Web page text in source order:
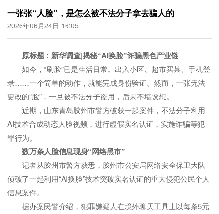
一张张“人脸”，是怎么被不法分子拿去骗人的
2026年06月24日 16:05
原标题：新华调查|揭秘“AI换脸”诈骗黑色产业链
如今，“刷脸”已是生活日常。出入小区、超市买菜、手机登
录……一个简单的动作，就能完成身份验证。然而，一张无法
更改的“脸”，一旦被不法分子盗用，后果不堪设想。
近期，山东青岛胶州市警方破获一起案件，不法分子利用
AI技术合成动态人脸视频，进行虚假实名认证，实施诈骗等犯
罪行为。
数万条人脸信息现身“网络黑市”
记者从胶州市警方获悉，胶州市公安局网络安全保卫大队
侦破了一起利用“AI换脸”技术突破实名认证的重大侵犯公民个人
信息案件。
据办案民警介绍，犯罪嫌疑人在境外聊天工具上以每条5元